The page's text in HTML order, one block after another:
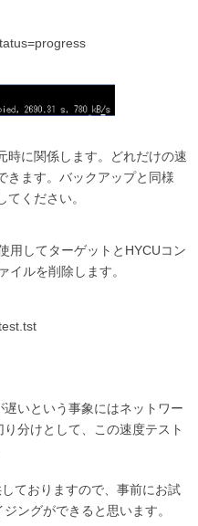
時に関係します。どれだけの速
きます。バックアップと同様
ください。
用してターゲットとHYCUコン
イルを削除します。
いという事象にはネットワー
分けとして、この速度テスト
ておりますので、事前にお試
ングができると思います。